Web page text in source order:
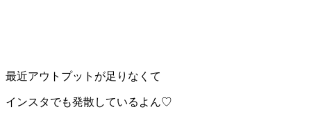
最近アウトプットが足りなくて
インスタでも発散しているよん♡